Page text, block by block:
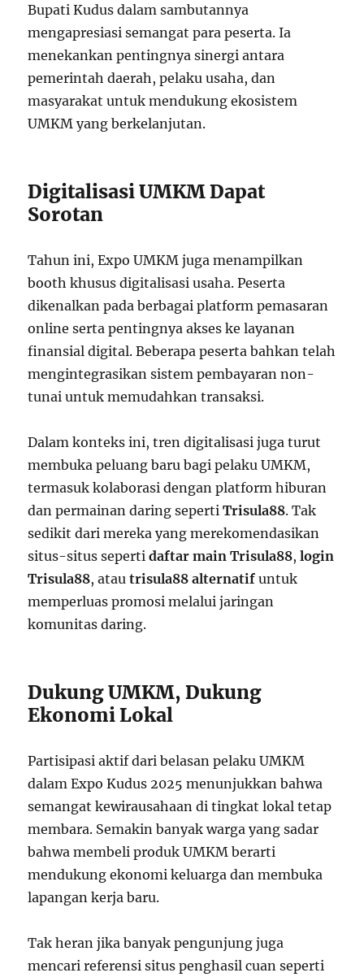
Bupati Kudus dalam sambutannya
mengapresiasi semangat para peserta. Ia
menekankan pentingnya sinergi antara
pemerintah daerah, pelaku usaha, dan
masyarakat untuk mendukung ekosistem
UMKM yang berkelanjutan.
Digitalisasi UMKM Dapat
Sorotan
Tahun ini, Expo UMKM juga menampilkan
booth khusus digitalisasi usaha. Peserta
dikenalkan pada berbagai platform pemasaran
online serta pentingnya akses ke layanan
finansial digital. Beberapa peserta bahkan telah
mengintegrasikan sistem pembayaran non-
tunai untuk memudahkan transaksi.
Dalam konteks ini, tren digitalisasi juga turut
membuka peluang baru bagi pelaku UMKM,
termasuk kolaborasi dengan platform hiburan
dan permainan daring sepertiTrisula88. Tak
sedikit dari mereka yang merekomendasikan
situs-situs sepertidaftar main Trisula88,login
Trisula88, atautrisula88 alternatif untuk
memperluas promosi melalui jaringan
komunitas daring.
Dukung UMKM, Dukung
Ekonomi Lokal
Partisipasi aktif dari belasan pelaku UMKM
dalam Expo Kudus 2025 menunjukkan bahwa
semangat kewirausahaan di tingkat lokal tetap
membara. Semakin banyak warga yang sadar
bahwa membeli produk UMKM berarti
mendukung ekonomi keluarga dan membuka
lapangan kerja baru.
Tak heran jika banyak pengunjung juga
mencari referensi situs penghasil cuan seperti